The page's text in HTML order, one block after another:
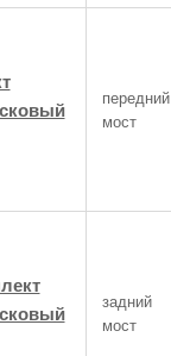
передний
мост
задний
мост